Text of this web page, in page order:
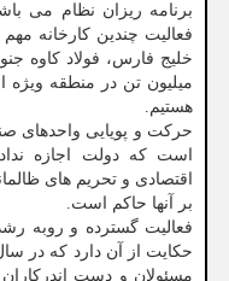
برنامه ریزان نظام می
فعالیت چندین کارخانه
خلیج فارس، فولاد کاوه
میلیون تن در منطقه
هستیم.
حرکت و پویایی واحدهای
است که دولت اجازه
اقتصادی و تحریم های
بر آنها حاکم است.
فعالیت گسترده و روبه
حکایت از آن دارد که در
مسئولان و دست